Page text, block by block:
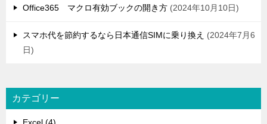
Office365 マクロ有効ブックの開き方 2024年10月10日
スマホ代を節約するなら日本通信SIMに乗り換え
2024年7月6
日
カテゴリー